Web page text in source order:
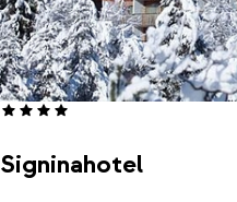
Signinahotel